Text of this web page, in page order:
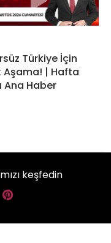
Türkiye İçin
Aşama! | Hafta
Ana Haber
keşfedin